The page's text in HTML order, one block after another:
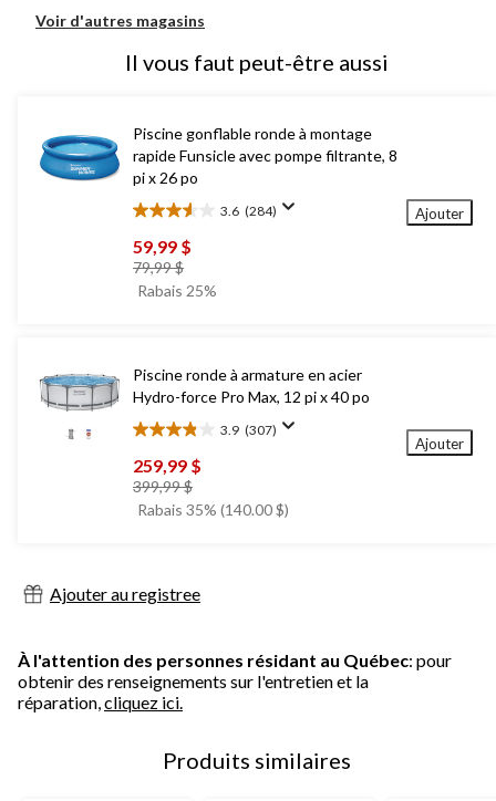
Voir d'autres magasins
Il vous faut peut-être aussi
Piscine gonflable ronde à montage
rapide Funsicle avec pompe filtrante, 8
pi x 26 po
3.6 (284)
3.6
étoile(s)
sur
5.
59,99 $
79,99 $prix
était
Rabais 25%
Ajouter
Piscine ronde à armature en acier
Hydro-force Pro Max, 12 pi x 40 po
3.9 (307)
3.9
étoile(s)
sur
5.
259,99 $
399,99 $prix
était
Rabais 35% (140.00 $)
Ajouter
Ajouter au registree
À l'attention des personnes résidant au Québec: pour
obtenir des renseignements sur l'entretien et la
réparation,cliquez ici.
Produits similaires